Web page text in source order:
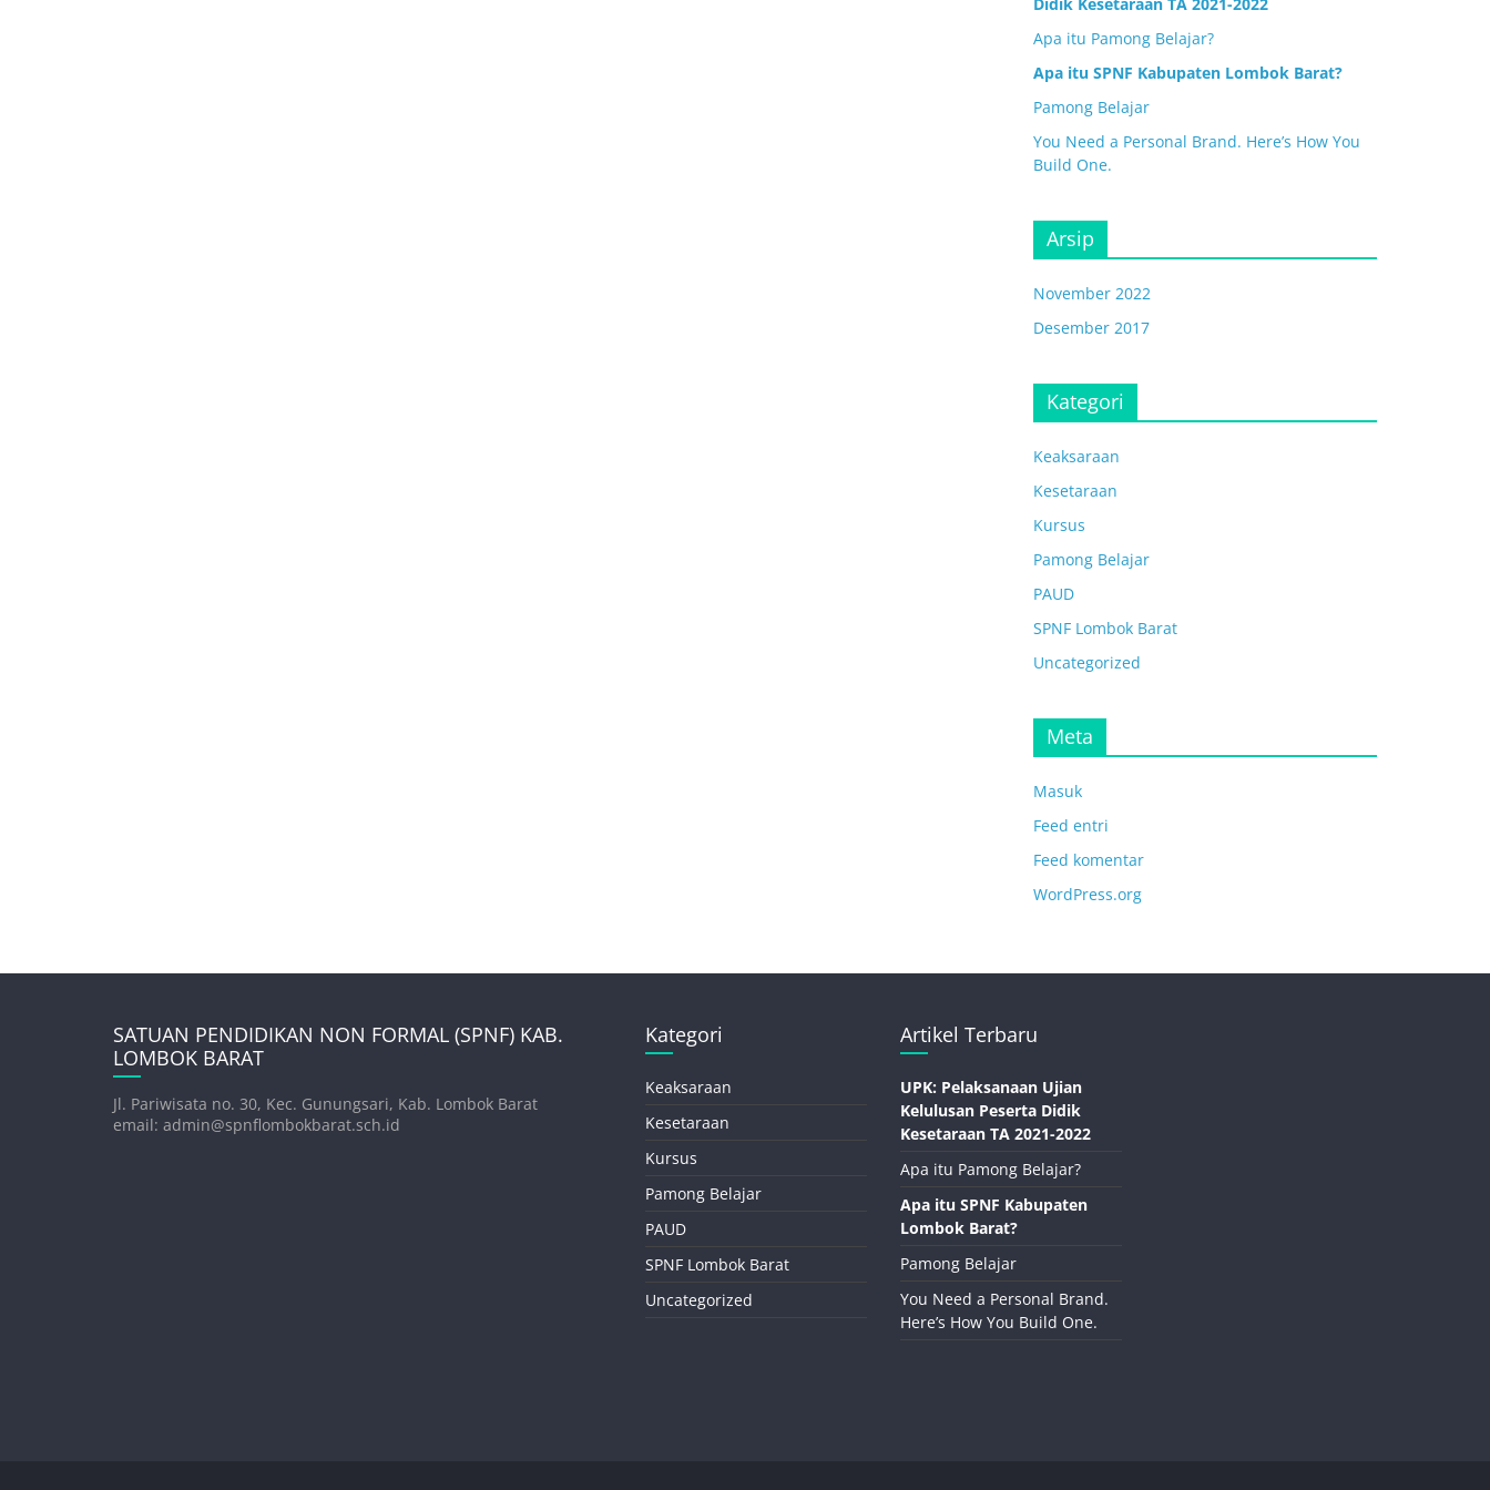
Apa itu Pamong Belajar?
Apa itu SPNF Kabupaten Lombok Barat?
Pamong Belajar
You Need a Personal Brand. Here’s How You
Build One.
Arsip
November 2022
Desember 2017
Kategori
Keaksaraan
Kesetaraan
Kursus
Pamong Belajar
PAUD
SPNF Lombok Barat
Uncategorized
Meta
Masuk
Feed entri
Feed komentar
WordPress.org
SATUAN PENDIDIKAN NON FORMAL (SPNF) KAB.
LOMBOK BARAT
Jl. Pariwisata no. 30, Kec. Gunungsari, Kab. Lombok Barat
email: admin@spnflombokbarat.sch.id
Kategori
Keaksaraan
Kesetaraan
Kursus
Pamong Belajar
PAUD
SPNF Lombok Barat
Uncategorized
Artikel Terbaru
UPK: Pelaksanaan Ujian
Kelulusan Peserta Didik
Kesetaraan TA 2021-2022
Apa itu Pamong Belajar?
Apa itu SPNF Kabupaten
Lombok Barat?
Pamong Belajar
You Need a Personal Brand.
Here’s How You Build One.